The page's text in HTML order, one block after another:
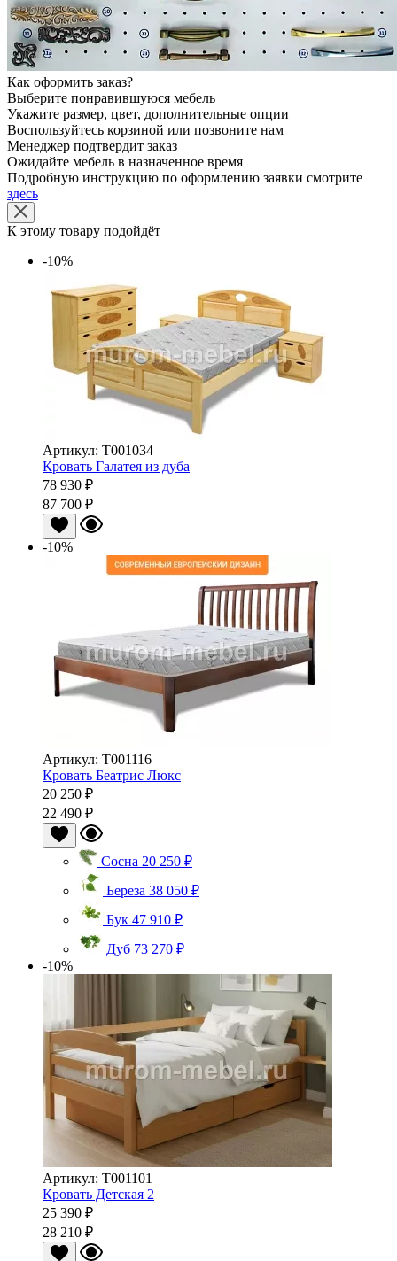
Как оформить заказ?
Выберите понравившуюся мебель
Укажите размер, цвет, дополнительные опции
Воспользуйтесь корзиной или позвоните нам
Менеджер подтвердит заказ
Ожидайте мебель в назначенное время
Подробную инструкцию по оформлению заявки смотрите
здесь
К этому товару подойдёт
-10%
Артикул: Т001034
Кровать Галатея из дуба
78 930 ₽
87 700 ₽
-10%
Артикул: Т001116
Кровать Беатрис Люкс
20 250 ₽
22 490 ₽
Сосна 20 250 ₽
Береза 38 050 ₽
Бук 47 910 ₽
Дуб 73 270 ₽
-10%
Артикул: Т001101
Кровать Детская 2
25 390 ₽
28 210 ₽